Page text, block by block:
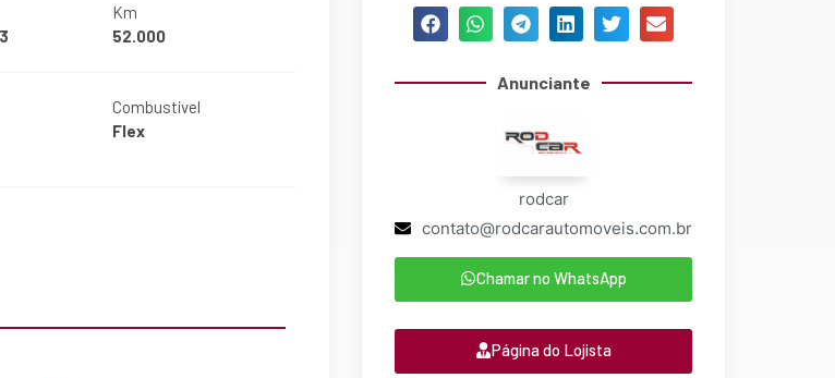
Km
52.000
Combustível
Flex
Anunciante
rodcar
contato@rodcarautomoveis.com.br
Chamar no WhatsApp
Página do Lojista